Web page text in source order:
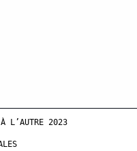
L’AUTRE 2023